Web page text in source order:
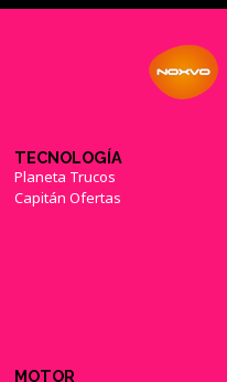
TECNOLOGÍA
Planeta Trucos
Capitán Ofertas
MOTOR